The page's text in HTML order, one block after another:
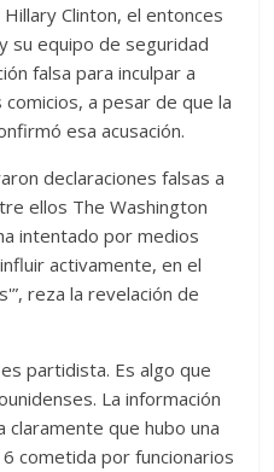
Clinton, el entonces
su equipo de seguridad
falsa para inculpar a
a pesar de que la
esa acusación.
declaraciones falsas a
ellos The Washington
intentado por medios
activamente, en el
reza la revelación de
partidista. Es algo que
La información
claramente que hubo una
cometida por funcionarios